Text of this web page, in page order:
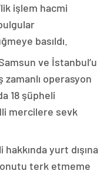
işlem hacmi
basıldı.
ve İstanbul’u
operasyon
18 şüpheli
mercilere sevk
yurt dışına
terk etmeme